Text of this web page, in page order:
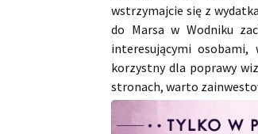
wstrzymajcie się z
do Marsa w Wodniku
interesującymi
korzystny dla poprawy
stronach, warto